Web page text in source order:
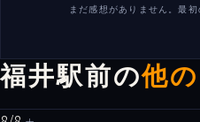
まだ感想がありません。最
福井駅前の他